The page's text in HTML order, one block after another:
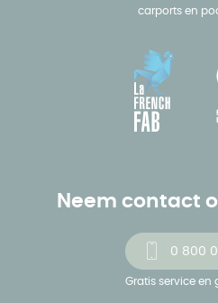
carports en
Neem contact
0 800
Gratis service en